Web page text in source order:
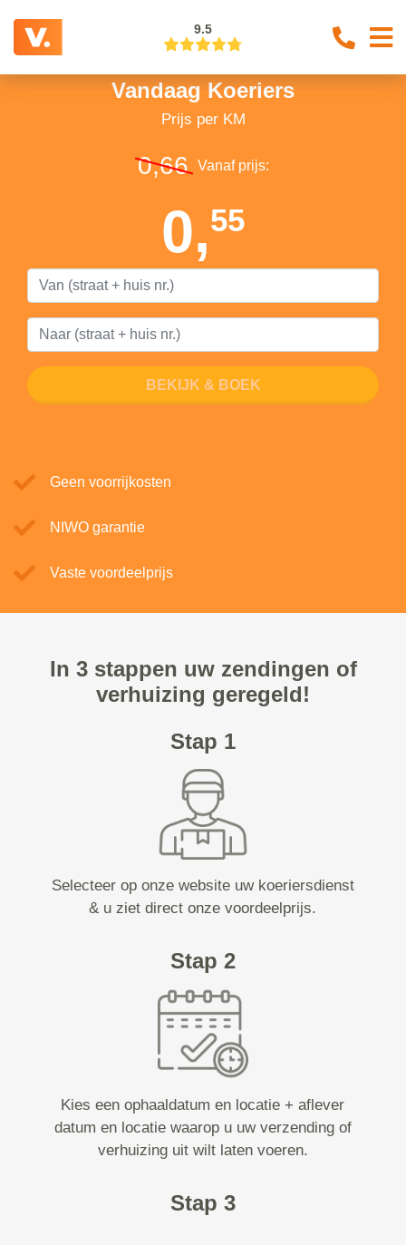
9.5
Vandaag Koeriers
Prijs per KM
0,66 Vanaf prijs:
0,55
BEKIJK & BOEK
Geen voorrijkosten
NIWO garantie
Vaste voordeelprijs
In 3 stappen uw zendingen of
verhuizing geregeld!
Stap 1
Selecteer op onze website uw koeriersdienst
& u ziet direct onze voordeelprijs.
Stap 2
Kies een ophaaldatum en locatie + aflever
datum en locatie waarop u uw verzending of
verhuizing uit wilt laten voeren.
Stap 3